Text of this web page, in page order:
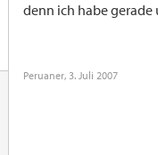
denn ich habe gerade
Peruaner, 3. Juli 2007